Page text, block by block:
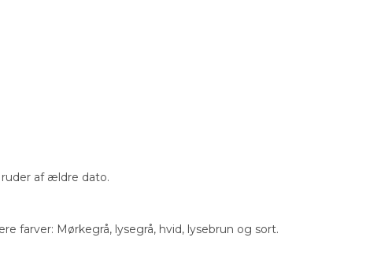
af ældre dato.
farver: Mørkegrå, lysegrå, hvid, lysebrun og sort.